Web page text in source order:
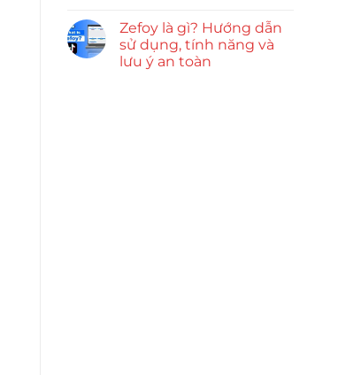
Zefoy là gì? Hướng dẫn
sử dụng, tính năng và
lưu ý an toàn